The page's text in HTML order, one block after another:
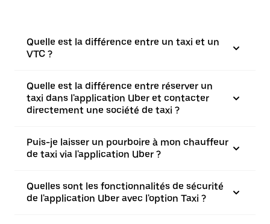
Quelle est la différence entre un taxi et un
VTC ?
Quelle est la différence entre réserver un
taxi dans l'application Uber et contacter
directement une société de taxi ?
Puis-je laisser un pourboire à mon chauffeur
de taxi via l'application Uber ?
Quelles sont les fonctionnalités de sécurité
de l'application Uber avec l'option Taxi ?